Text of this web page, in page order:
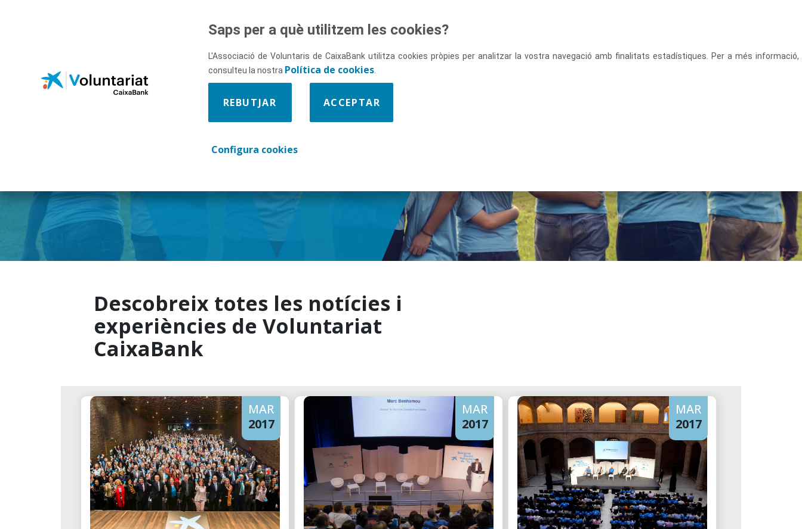
Descobreix-nos
Descobreix totes les notícies i
experiències de Voluntariat
CaixaBank
MAR
2017
MAR
2017
MAR
2017
Saps per a què utilitzem les cookies?
L'Associació de Voluntaris de CaixaBank utilitza cookies pròpies per analitzar la vostra navegació amb finalitats estadístiques. Per a més informació,
consulteu la nostra Política de cookies.
REBUTJAR ACCEPTAR
Configura cookies